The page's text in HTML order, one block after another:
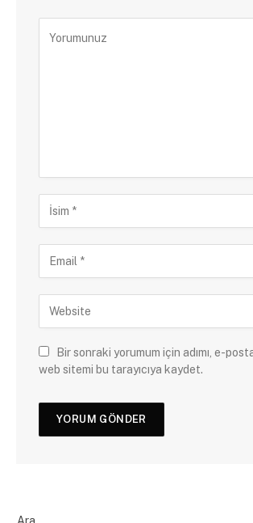
Bir sonraki yorumum için adımı, e-
web sitemi bu tarayıcıya kaydet.
Ara